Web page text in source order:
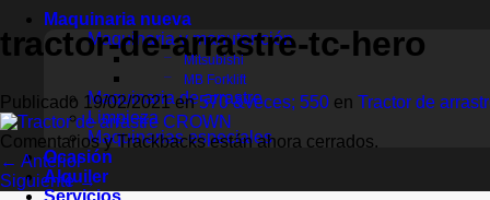
Maquinaria nueva
Maquinaria y manutención
Mitsubishi
MB Forklift
Maquinaria de arrastre
Limpieza
Maquinarias especiales
Ocasión
Alquiler
Servicios
tractor-de-arrastre-tc-hero
Publicado 19/02/2021en570 &veces; 550 en Tractor de
Comentarios y Trackbacks están ahora cerrados.
← Anterior
Siguiente→